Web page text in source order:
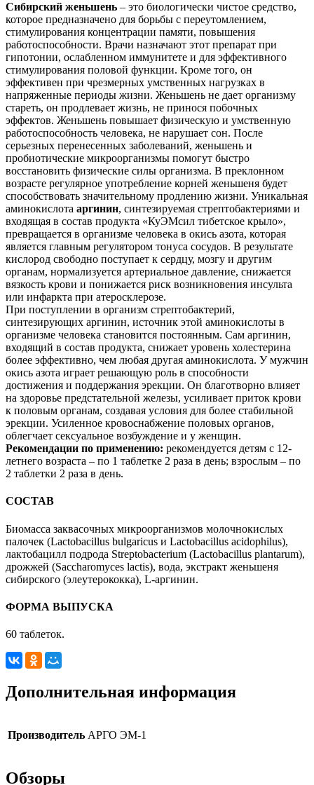
Сибирский женьшень – это биологически чистое средство,
которое предназначено для борьбы с переутомлением,
стимулирования концентрации памяти, повышения
работоспособности. Врачи назначают этот препарат при
гипотонии, ослабленном иммунитете и для эффективного
стимулирования половой функции. Кроме того, он
эффективен при чрезмерных умственных нагрузках в
напряженные периоды жизни. Женьшень не дает организму
стареть, он продлевает жизнь, не принося побочных
эффектов. Женьшень повышает физическую и умственную
работоспособность человека, не нарушает сон. После
серьезных перенесенных заболеваний, женьшень и
пробиотические микроорганизмы помогут быстро
восстановить физические силы организма. В преклонном
возрасте регулярное употребление корней женьшеня будет
способствовать значительному продлению жизни. Уникальная
аминокислота аргинин, синтезируемая стрептобактериями и
входящая в состав продукта «КуЭМсил тибетское крыло»,
превращается в организме человека в окись азота, которая
является главным регулятором тонуса сосудов. В результате
кислород свободно поступает к сердцу, мозгу и другим
органам, нормализуется артериальное давление, снижается
вязкость крови и понижается риск возникновения инсульта
или инфаркта при атеросклерозе.
При поступлении в организм стрептобактерий,
синтезирующих аргинин, источник этой аминокислоты в
организме человека становится постоянным. Сам аргинин,
входящий в состав продукта, снижает уровень холестерина
более эффективно, чем любая другая аминокислота. У мужчин
окись азота играет решающую роль в способности
достижения и поддержания эрекции. Он благотворно влияет
на здоровье предстательной железы, усиливает приток крови
к половым органам, создавая условия для более стабильной
эрекции. Усиленное кровоснабжение половых органов,
облегчает сексуальное возбуждение и у женщин.
Рекомендации по применению: рекомендуется детям с 12-
летнего возраста – по 1 таблетке 2 раза в день; взрослым – по
2 таблетки 2 раза в день.
СОСТАВ
Биомасса заквасочных микроорганизмов молочнокислых
палочек (Lactobacillus bulgaricus и Lactobacillus acidophilus),
лактобацилл подрода Streptobacterium (Lactobacillus plantarum),
дрожжей (Saccharomyces lactis), вода, экстракт женьшеня
сибирского (элеутерококка), L-аргинин.
ФОРМА ВЫПУСКА
60 таблеток.
Дополнительная информация
Производитель АРГО ЭМ-1
Обзоры